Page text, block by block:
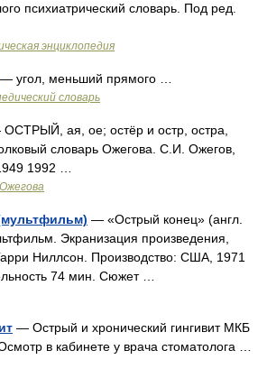
психиатрический словарь. Под ред.
энциклопедия
— угол, меньший прямого …
словарь
ая, ое; остёр и остр, остра,
словарь Ожегова. С.И. Ожегов,
1992 …
— «Острый конец» (англ.
Экранизация произведения,
Ниллсон. Производство: США, 1971
74 мин. Сюжет …
— Острый и хронический гингивит МКБ
в кабинете у врача стоматолога …